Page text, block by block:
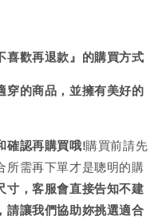
喜歡再退款』的購買方式
穿的商品，並擁有美好的
確認再購買哦!購買前請先
所需再下單才是聰明的購
寸，客服會直接告知不建
請讓我們協助妳挑選適合